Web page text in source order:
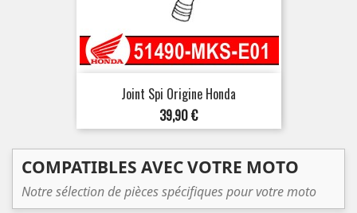
Joint Spi Origine Honda
Prix
39,90 €
COMPATIBLES AVEC VOTRE MOTO
Notre sélection de pièces spécifiques pour votre moto